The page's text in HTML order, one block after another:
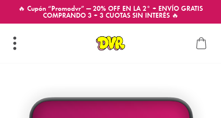
🔥 Cupón “Promodvr” — 20% OFF EN LA 2° + ENVÍO GRATIS
COMPRANDO 3 + 3 CUOTAS SIN INTERÉS 🔥